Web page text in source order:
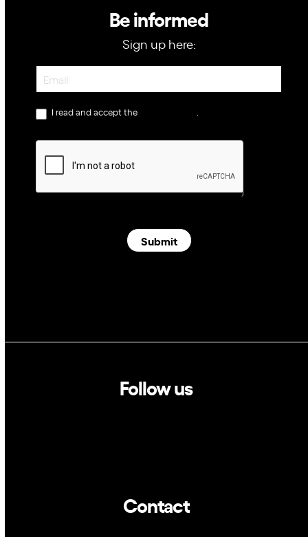
Be informed
Sign up here:
Newsletter
I read and accept the
Submit
Follow us
Contact